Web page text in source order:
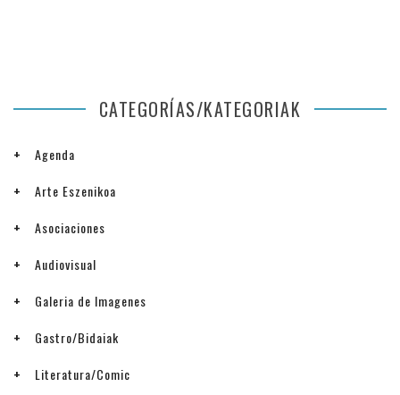
CATEGORÍAS/KATEGORIAK
Agenda
Arte Eszenikoa
Asociaciones
Audiovisual
Galeria de Imagenes
Gastro/Bidaiak
Literatura/Comic